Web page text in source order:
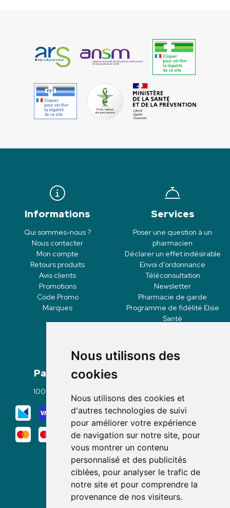
Nous utilisons des
cookies
Nous utilisons des cookies et
d'autres technologies de suivi
pour améliorer votre expérience
de navigation sur notre site, pour
vous montrer un contenu
personnalisé et des publicités
ciblées, pour analyser le trafic de
notre site et pour comprendre la
provenance de nos visiteurs.
Informations
Qui sommes-nous ?
Nous contacter
Mon compte
Retours produits
Avis clients
Promotions
Code Promo
Marques
Services
Poser une question à un
pharmacien
Déclarer un effet indésirable
Envoi d’ordonnance
Téléconsultation
Newsletter
Pharmacie de garde
Programme de fidélité Elsie
Santé
Paiement
100% sécurisé
Mode de livraison
Nous suivre